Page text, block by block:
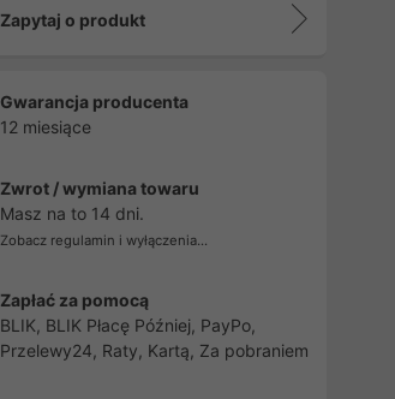
Zapytaj o produkt
Gwarancja producenta
12 miesiące
Zwrot / wymiana towaru
Masz na to 14 dni.
Zobacz regulamin i wyłączenia...
Zapłać za pomocą
BLIK, BLIK Płacę Później, PayPo,
Przelewy24, Raty, Kartą, Za pobraniem